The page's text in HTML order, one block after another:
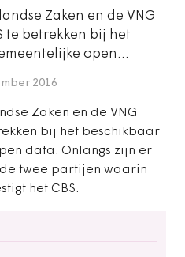
Zaken en de VNG
te betrekken bij het
open…
2016
Zaken en de VNG
bij het beschikbaar
data. Onlangs zijn er
de twee partijen waarin
het CBS.